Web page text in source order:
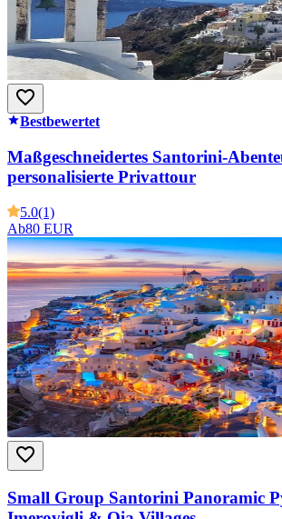
Bestbewertet
Maßgeschneidertes Santorini-
personalisierte Privattour
5.0(1)
Ab80 EUR
Small Group Santorini Panoramic